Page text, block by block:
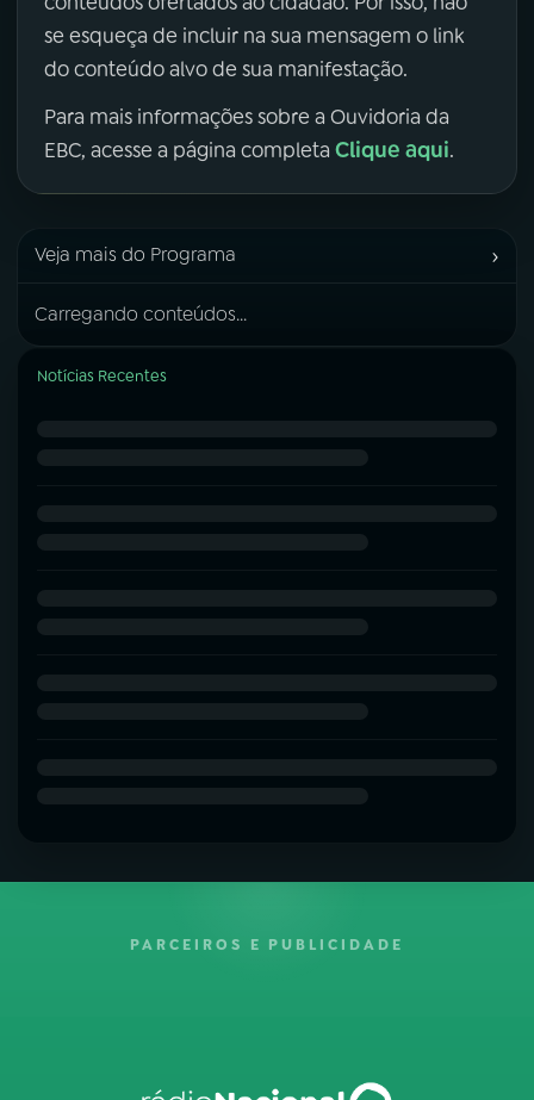
se esqueça de incluir na sua mensagem o link
do conteúdo alvo de sua manifestação.
Para mais informações sobre a Ouvidoria da
EBC, acesse a página completa Clique aqui.
Veja mais do Programa ›
Carregando conteúdos...
Notícias Recentes
PARCEIROS E PUBLICIDADE